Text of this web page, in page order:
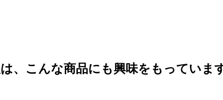
、こんな商品にも興味をもっていま